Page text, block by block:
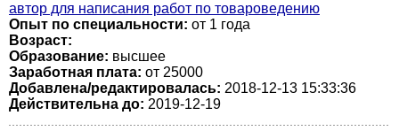
автор для написания работ по товароведению
Опыт по специальности: от 1 года
Возраст:
Образование: высшее
Заработная плата: от 25000
Добавлена/редактировалась: 2018-12-13 15:33:36
Действительна до: 2019-12-19